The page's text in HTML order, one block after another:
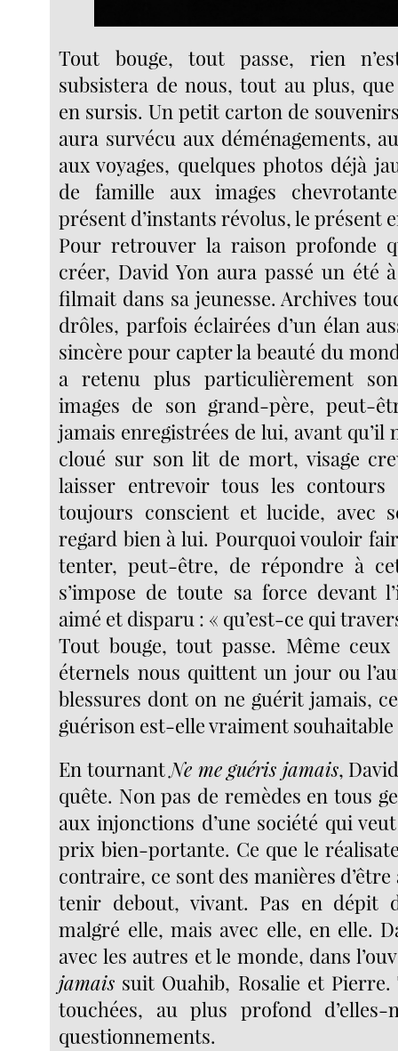
Tout bouge, tout passe, rien
subsistera de nous, tout au plus,
en sursis. Un petit carton de
aura survécu aux déménagements,
aux voyages, quelques photos déjà
de famille aux images
présent d’instants révolus, le présent
Pour retrouver la raison profonde
créer, David Yon aura passé un été
filmait dans sa jeunesse. Archives
drôles, parfois éclairées d’un élan
sincère pour capter la beauté du
a retenu plus particulièrement
images de son grand-père, peut-
jamais enregistrées de lui, avant qu’il
cloué sur son lit de mort, visage
laisser entrevoir tous les
toujours conscient et lucide, avec
regard bien à lui. Pourquoi vouloir
tenter, peut-être, de répondre à
s’impose de toute sa force devant
aimé et disparu : « qu’est-ce qui
Tout bouge, tout passe. Même
éternels nous quittent un jour ou
blessures dont on ne guérit jamais,
guérison est-elle vraiment souhaitable
En tournantNe me guéris jamais,
quête. Non pas de remèdes en tous
aux injonctions d’une société qui
prix bien-portante. Ce que le
contraire, ce sont des manières d’être
tenir debout, vivant. Pas en dépit
malgré elle, mais avec elle, en elle.
avec les autres et le monde, dans
jamais suit Ouahib, Rosalie et
touchées, au plus profond d’elles-
questionnements.